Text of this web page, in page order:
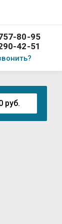
80-95
42-51
руб.